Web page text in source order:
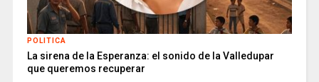
POLITICA
La sirena de la Esperanza: el sonido de la Valledupar
que queremos recuperar